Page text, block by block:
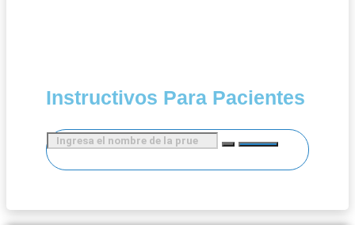
Instructivos Para Pacientes